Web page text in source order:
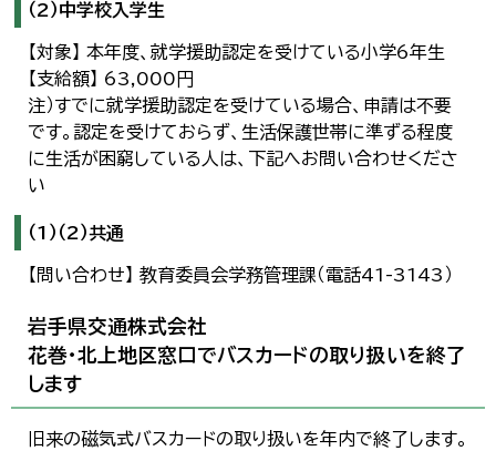
（2）中学校入学生
【対象】 本年度、就学援助認定を受けている小学6年生
【支給額】 63,000円
注）すでに就学援助認定を受けている場合、申請は不要
です。認定を受けておらず、生活保護世帯に準ずる程度
に生活が困窮している人は、下記へお問い合わせくださ
い
（1）（2）共通
【問い合わせ】 教育委員会学務管理課（電話41-3143）
岩手県交通株式会社
花巻・北上地区窓口でバスカードの取り扱いを終了
します
旧来の磁気式バスカードの取り扱いを年内で終了します。